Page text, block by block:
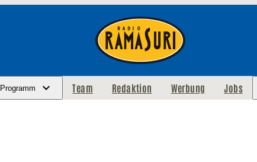
Programm Team Redaktion Werbung Jobs